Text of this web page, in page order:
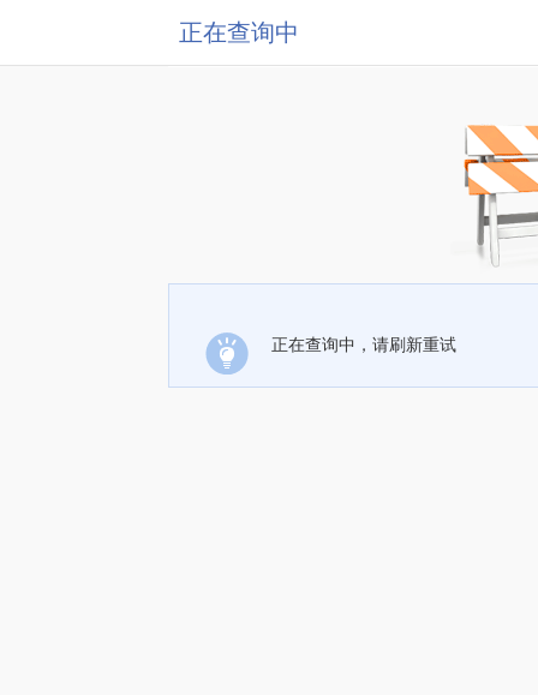
正在查询中
正在查询中，请刷新重试